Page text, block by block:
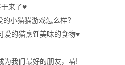
来了♥
小猫猫游戏怎么样?
爱的猫烹饪美味的食物♥
为我们最好的朋友，喵!